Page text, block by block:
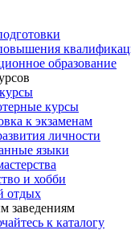
образование
курсы
к экзаменам
личности
языки
и хобби
отдых
заведениям
к каталогу